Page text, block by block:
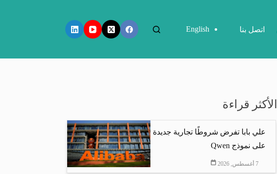
اتصل بنا English
الأكثر قراءة
علي بابا تفرض شروطًا تجارية جديدة
على نموذج Qwen
7 أغسطس, 2026